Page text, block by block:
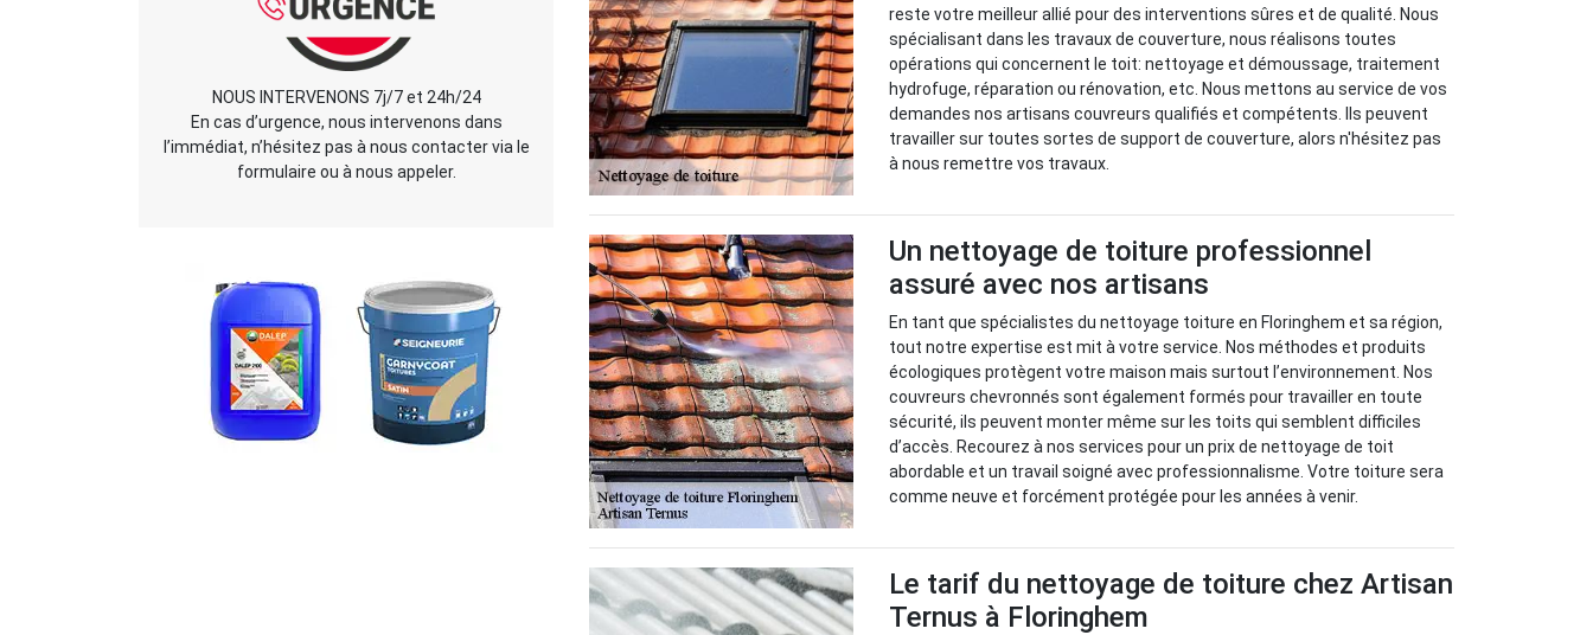
NOUS INTERVENONS 7j/7 et 24h/24
En cas d’urgence, nous intervenons dans
l’immédiat, n’hésitez pas à nous contacter via le
formulaire ou à nous appeler.
reste votre meilleur allié pour des interventions sûres et de qualité. Nous
spécialisant dans les travaux de couverture, nous réalisons toutes
opérations qui concernent le toit: nettoyage et démoussage, traitement
hydrofuge, réparation ou rénovation, etc. Nous mettons au service de vos
demandes nos artisans couvreurs qualifiés et compétents. Ils peuvent
travailler sur toutes sortes de support de couverture, alors n'hésitez pas
à nous remettre vos travaux.
Un nettoyage de toiture professionnel
assuré avec nos artisans
En tant que spécialistes du nettoyage toiture en Floringhem et sa région,
tout notre expertise est mit à votre service. Nos méthodes et produits
écologiques protègent votre maison mais surtout l’environnement. Nos
couvreurs chevronnés sont également formés pour travailler en toute
sécurité, ils peuvent monter même sur les toits qui semblent difficiles
d’accès. Recourez à nos services pour un prix de nettoyage de toit
abordable et un travail soigné avec professionnalisme. Votre toiture sera
comme neuve et forcément protégée pour les années à venir.
Le tarif du nettoyage de toiture chez Artisan
Ternus à Floringhem